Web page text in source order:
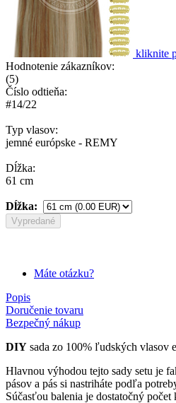
kliknite
Hodnotenie zákazníkov:
(5)
Číslo odtieňa:
#14/22
Typ vlasov:
jemné európske - REMY
Dĺžka:
61 cm
Dĺžka:
Vypredané
Máte otázku?
Popis
Doručenie tovaru
Bezpečný nákup
DIY sada zo 100% ľudských vlasov
Hlavnou výhodou tejto sady setu je
pásov a pás si nastriháte podľa
Súčasťou balenia je dostatočný počet